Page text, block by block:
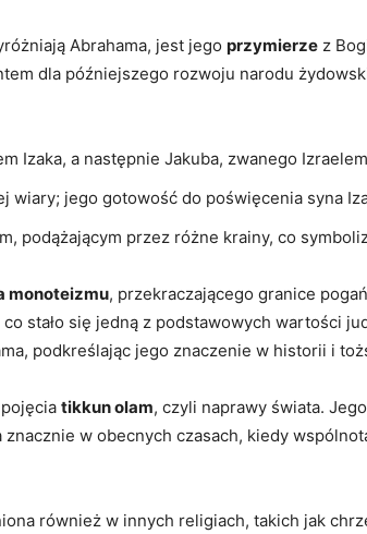
Abrahama, jest jego przymierze z
dla późniejszego rozwoju narodu
Izaka, a następnie Jakuba, zwanego
wiary; jego gotowość do poświęcenia syna
podążającym przez różne krainy, co
monoteizmu, przekraczającego granice
stało się jedną z podstawowych wartości
podkreślając jego znaczenie w historii i
tikkun olam, czyli naprawy świata.
znacznie w obecnych czasach, kiedy
również w innych religiach, takich jak